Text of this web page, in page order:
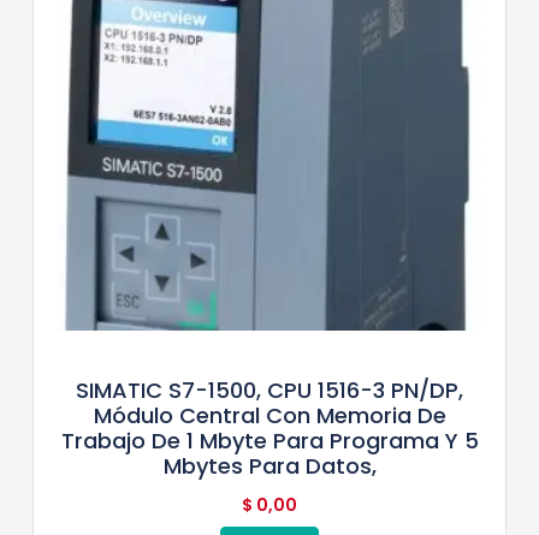
SIMATIC S7-1500, CPU 1516-3 PN/DP,
Módulo Central Con Memoria De
Trabajo De 1 Mbyte Para Programa Y 5
Mbytes Para Datos,
$ 0,00